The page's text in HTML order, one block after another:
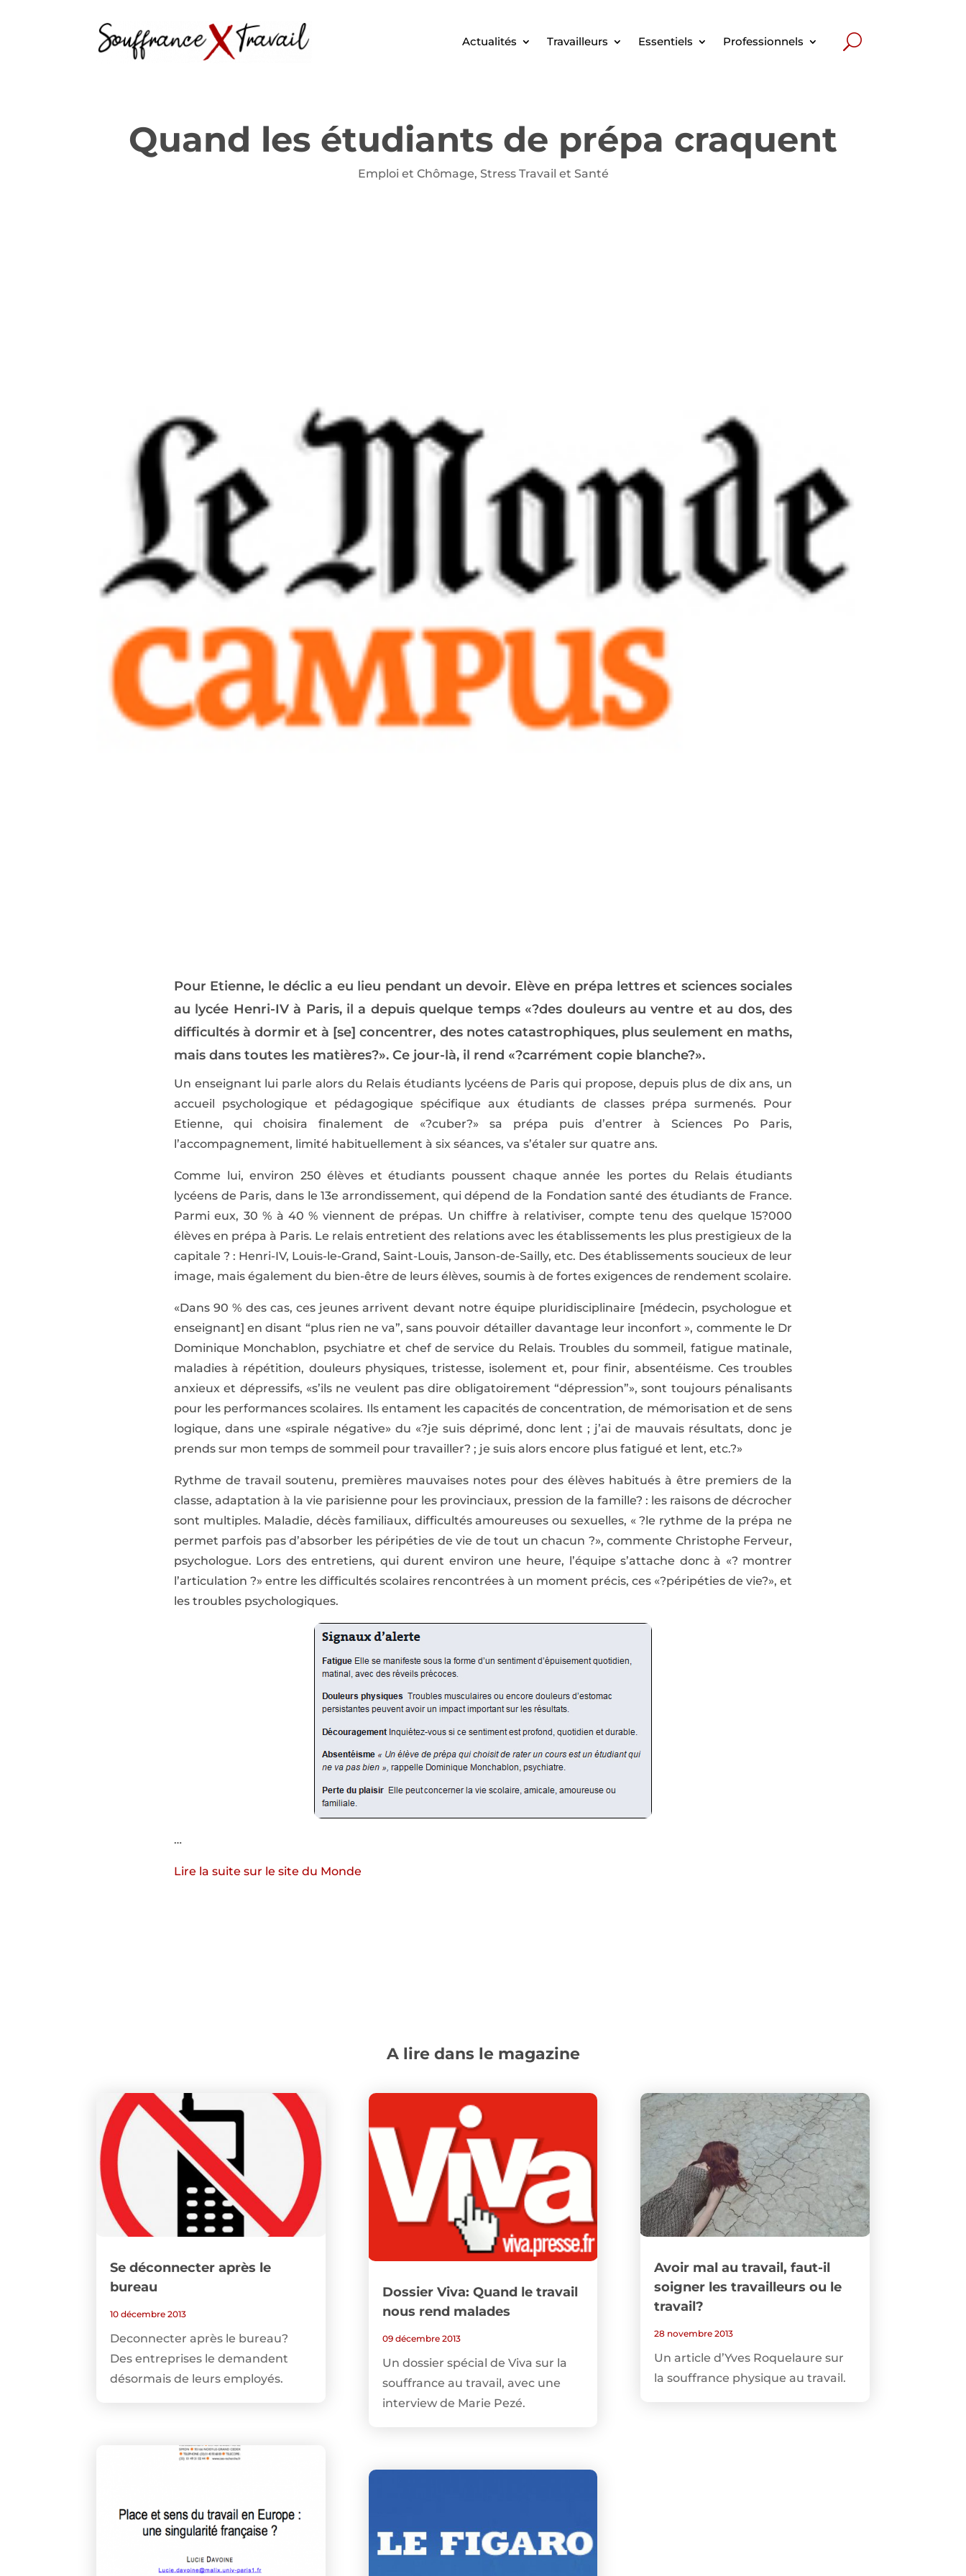
Actualités Travailleurs Essentiels Professionnels
Quand les étudiants de prépa craquent
Emploi et Chômage, Stress Travail et Santé
Pour Etienne, le déclic a eu lieu pendant un ­devoir. Elève en prépa lettres et sciences sociales
au lycée Henri-IV à Paris, il a depuis quelque temps «?des douleurs au ventre et au dos, des
difficultés à dormir et à [se] concentrer, des notes catastrophiques, plus seulement en maths,
mais dans toutes les matières?». Ce jour-là, il rend «?carrément copie blanche?».
Un enseignant lui parle alors du Relais étudiants lycéens de Paris qui propose, depuis plus de dix ans, un
accueil psychologique et pédagogique spécifique aux étudiants de classes prépa surmenés. Pour
Etienne, qui choisira finalement de «?cuber?» sa prépa puis d’entrer à Sciences Po Paris,
l’accompagnement, limité habituellement à six séances, va s’étaler sur quatre ans.
Comme lui, environ 250 élèves et étudiants poussent chaque année les portes du Relais étudiants
lycéens de Paris, dans le 13e arrondissement, qui dépend de la Fondation santé des étudiants de France.
Parmi eux, 30 % à 40 % viennent de prépas. Un chiffre à relativiser, compte tenu des quelque 15?000
élèves en prépa à Paris. Le relais entretient des relations avec les établissements les plus prestigieux de la
capitale ? : Henri-IV, Louis-le-Grand, Saint-Louis, Janson-de-Sailly, etc. Des établissements soucieux de leur
image, mais également du bien-être de leurs élèves, soumis à de fortes exigences de rendement scolaire.
«Dans 90 % des cas, ces jeunes arrivent devant notre équipe pluridisciplinaire [médecin, psychologue et
enseignant] en disant “plus rien ne va”, sans pouvoir détailler davantage leur inconfort », commente le Dr
Dominique Monchablon, psychiatre et chef de service du Relais. Troubles du sommeil, fatigue matinale,
maladies à répétition, douleurs physiques, tristesse, isolement et, pour finir, absentéisme. Ces troubles
anxieux et dépressifs, «s’ils ne veulent pas dire obligatoirement “dépression”», sont toujours pénalisants
pour les performances scolaires. Ils entament les capacités de concentration, de mémorisation et de sens
logique, dans une «spirale négative» du «?je suis déprimé, donc lent ; j’ai de mauvais résultats, donc je
prends sur mon temps de sommeil pour travailler? ; je suis alors encore plus fatigué et lent, etc.?»
Rythme de travail soutenu, premières mauvaises notes pour des élèves habitués à être premiers de la
classe, adaptation à la vie parisienne pour les provinciaux, pression de la famille? : les raisons de décrocher
sont multiples. Maladie, décès familiaux, difficultés amoureuses ou sexuelles, « ?le rythme de la prépa ne
permet parfois pas d’absorber les péripéties de vie de tout un chacun ?», commente Christophe Ferveur,
psychologue. Lors des entretiens, qui durent environ une heure, l’équipe s’attache donc à «? montrer
l’articulation ?» entre les difficultés scolaires rencontrées à un moment précis, ces «?péripéties de vie?», et
les troubles psychologiques.
…
Lire la suite sur le site du Monde
A lire dans le magazine
Se déconnecter après le
bureau
10 décembre 2013
Deconnecter après le bureau?
Des entreprises le demandent
désormais de leurs employés.
Dossier Viva: Quand le travail
nous rend malades
09 décembre 2013
Un dossier spécial de Viva sur la
souffrance au travail, avec une
interview de Marie Pezé.
Avoir mal au travail, faut-il
soigner les travailleurs ou le
travail?
28 novembre 2013
Un article d’Yves Roquelaure sur
la souffrance physique au travail.